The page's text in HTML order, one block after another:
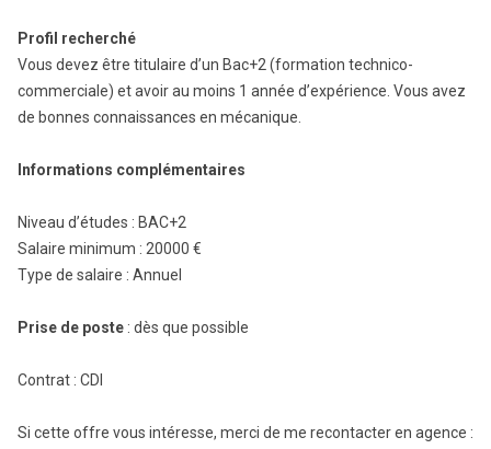
Profil recherché
Vous devez être titulaire d’un Bac+2 (formation technico-
commerciale) et avoir au moins 1 année d’expérience. Vous avez
de bonnes connaissances en mécanique.
Informations complémentaires
Niveau d’études : BAC+2
Salaire minimum : 20000 €
Type de salaire : Annuel
Prise de poste : dès que possible
Contrat : CDI
Si cette offre vous intéresse, merci de me recontacter en agence :